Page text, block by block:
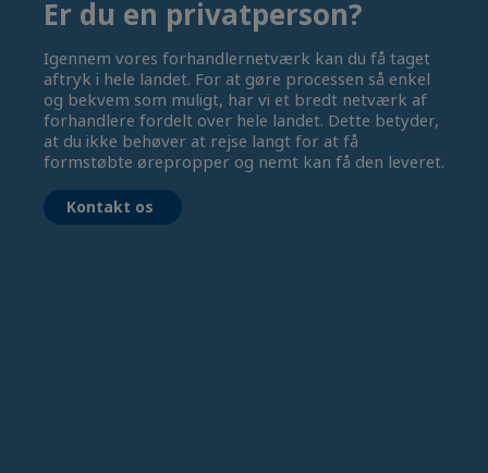
Er du en privatperson?
Igennem vores forhandlernetværk kan du få taget
aftryk i hele landet. For at gøre processen så enkel
og bekvem som muligt, har vi et bredt netværk af
forhandlere fordelt over hele landet. Dette betyder,
at du ikke behøver at rejse langt for at få
formstøbte ørepropper og nemt kan få den leveret.
Kontakt os